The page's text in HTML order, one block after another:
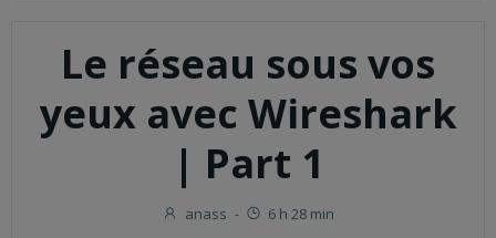
Le réseau sous vos
yeux avec Wireshark
| Part 1
anass - 6 h 28 min